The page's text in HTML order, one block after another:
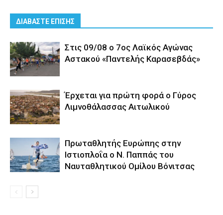
ΔΙΑΒΑΣΤΕ ΕΠΙΣΗΣ
Στις 09/08 ο 7ος Λαϊκός Αγώνας
Αστακού «Παντελής Καρασεβδάς»
Έρχεται για πρώτη φορά ο Γύρος
Λιμνοθάλασσας Αιτωλικού
Πρωταθλητής Ευρώπης στην
Ιστιοπλοΐα ο Ν. Παππάς του
Ναυταθλητικού Ομίλου Βόνιτσας